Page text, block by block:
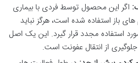
اگر این محصول توسط فردی با بیماری
باز استفاده شده است، هرگز نباید
استفاده مجدد قرار گیرد. این یک اصل
از انتقال عفونت است.